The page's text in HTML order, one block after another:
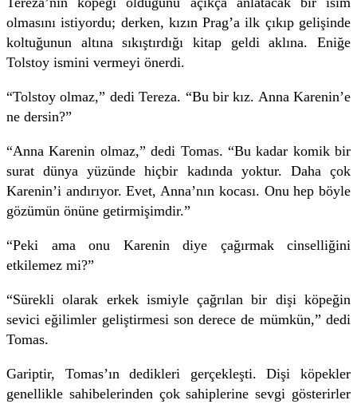
olmasını istiyordu; derken, kızın Prag’a ilk çıkıp gelişinde
koltuğunun altına sıkıştırdığı kitap geldi aklına. Eniğe
Tolstoy ismini vermeyi önerdi.
“Tolstoy olmaz,” dedi Tereza. “Bu bir kız. Anna Karenin’e
ne dersin?”
“Anna Karenin olmaz,” dedi Tomas. “Bu kadar komik bir
surat dünya yüzünde hiçbir kadında yoktur. Daha çok
Karenin’i andırıyor. Evet, Anna’nın kocası. Onu hep böyle
gözümün önüne getirmişimdir.”
“Peki ama onu Karenin diye çağırmak cinselliğini
etkilemez mi?”
“Sürekli olarak erkek ismiyle çağrılan bir dişi köpeğin
sevici eğilimler geliştirmesi son derece de mümkün,” dedi
Tomas.
Gariptir, Tomas’ın dedikleri gerçekleşti. Dişi köpekler
genellikle sahibelerinden çok sahiplerine sevgi gösterirler